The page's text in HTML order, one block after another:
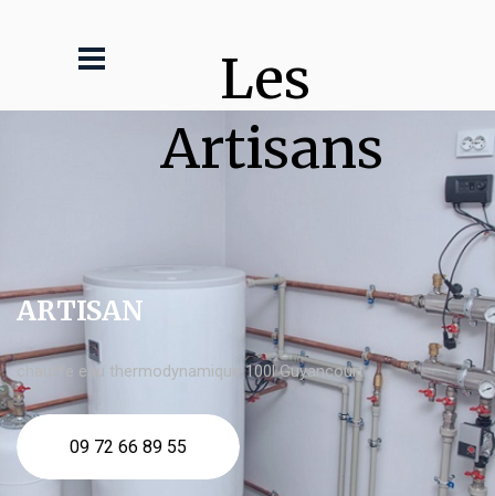
Les
Artisans
ARTISAN
chauffe eau thermodynamique 100l Guyancourt
09 72 66 89 55